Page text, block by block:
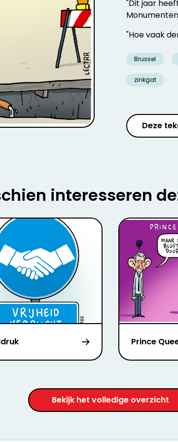
"Dit jaar
"Hoe vaak
Brussel
zinkgat
Deze
interesseren
Prince
Bekijk het volledige overzicht